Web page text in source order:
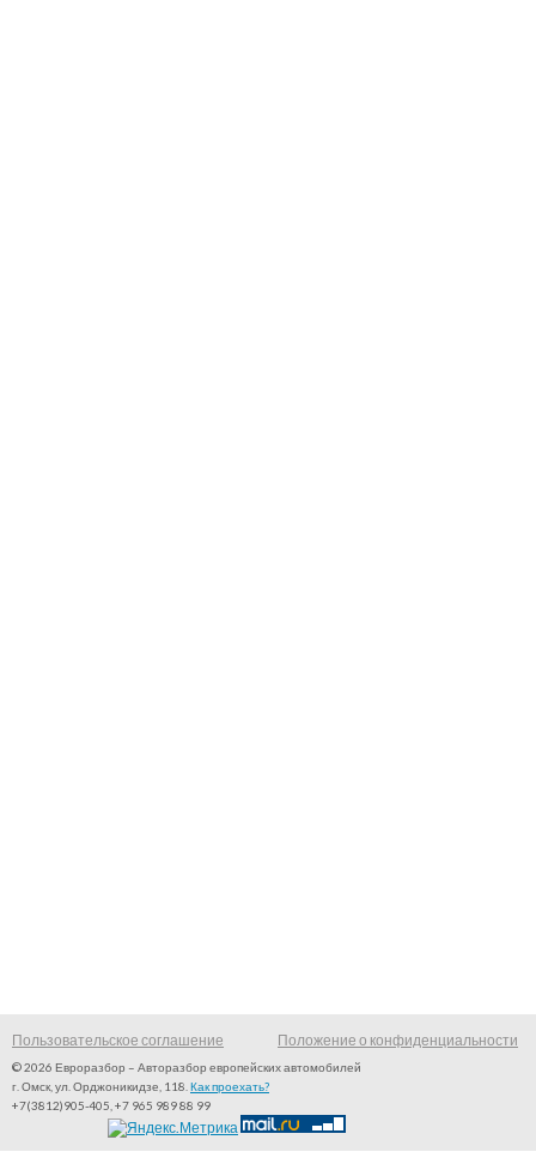
Пользовательское соглашение Положение о конфиденциальности
© 2026 Евроразбор – Авторазбор европейских автомобилей
г. Омск, ул. Орджоникидзе, 118. Как проехать?
+7(3812)905-405, +7 965 989 88 99